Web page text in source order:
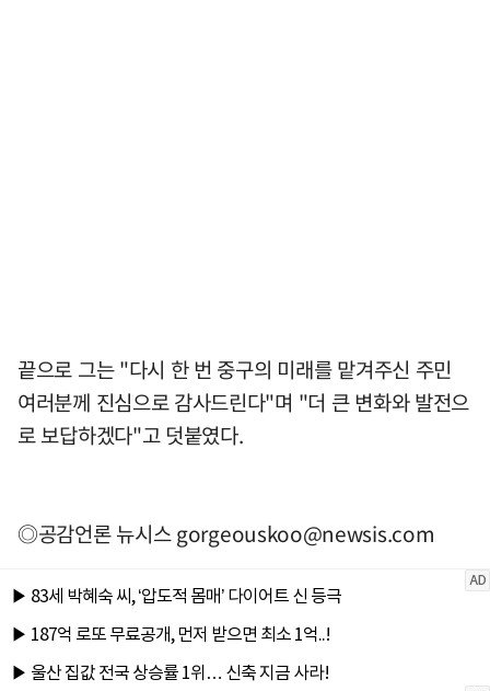
끝으로 그는 "다시 한 번 중구의 미래를 맡겨주신 주민
여러분께 진심으로 감사드린다"며 "더 큰 변화와 발전으
로 보답하겠다"고 덧붙였다.
◎공감언론 뉴시스gorgeouskoo@newsis.com